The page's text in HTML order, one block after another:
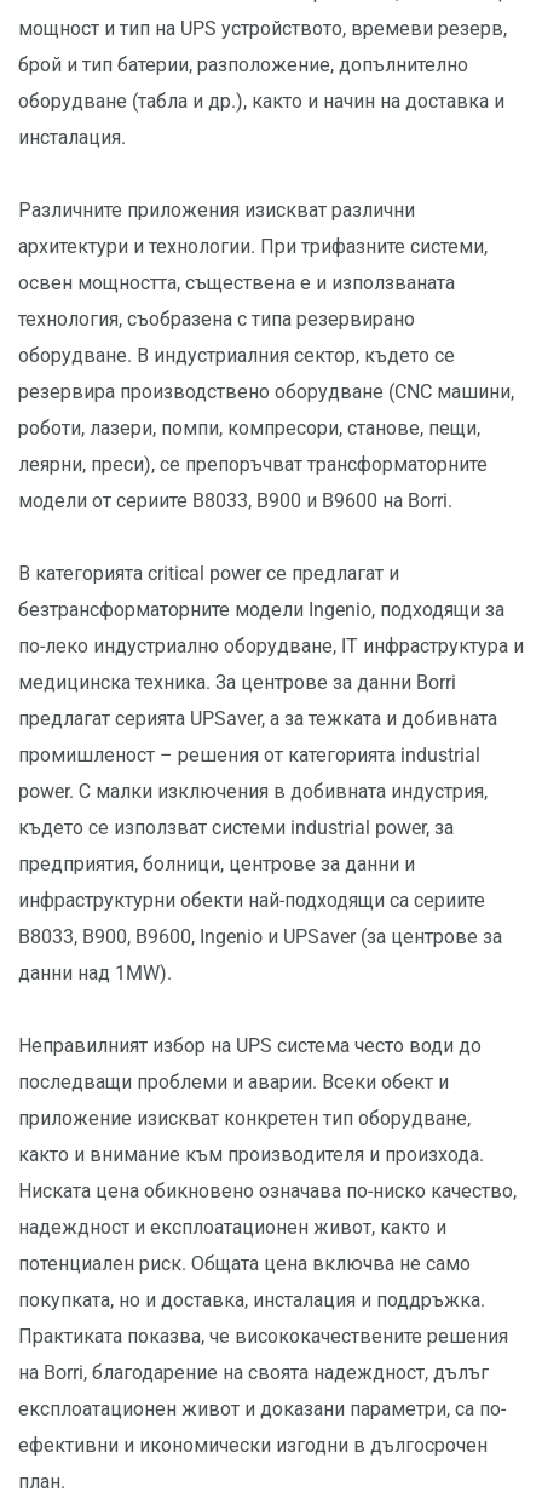
мощност и тип на UPS устройството, времеви резерв,
брой и тип батерии, разположение, допълнително
оборудване (табла и др.), както и начин на доставка и
инсталация.
Различните приложения изискват различни
архитектури и технологии. При трифазните системи,
освен мощността, съществена е и използваната
технология, съобразена с типа резервирано
оборудване. В индустриалния сектор, където се
резервира производствено оборудване (CNC машини,
роботи, лазери, помпи, компресори, станове, пещи,
леярни, преси), се препоръчват трансформаторните
модели от сериите B8033, B900 и B9600 на Borri.
В категорията critical power се предлагат и
безтрансформаторните модели Ingenio, подходящи за
по-леко индустриално оборудване, IT инфраструктура и
медицинска техника. За центрове за данни Borri
предлагат серията UPSaver, а за тежката и добивната
промишленост – решения от категорията industrial
power. С малки изключения в добивната индустрия,
където се използват системи industrial power, за
предприятия, болници, центрове за данни и
инфраструктурни обекти най-подходящи са сериите
B8033, B900, B9600, Ingenio и UPSaver (за центрове за
данни над 1MW).
Неправилният избор на UPS система често води до
последващи проблеми и аварии. Всеки обект и
приложение изискват конкретен тип оборудване,
както и внимание към производителя и произхода.
Ниската цена обикновено означава по-ниско качество,
надеждност и експлоатационен живот, както и
потенциален риск. Общата цена включва не само
покупката, но и доставка, инсталация и поддръжка.
Практиката показва, че висококачествените решения
на Borri, благодарение на своята надеждност, дълъг
експлоатационен живот и доказани параметри, са по-
ефективни и икономически изгодни в дългосрочен
план.